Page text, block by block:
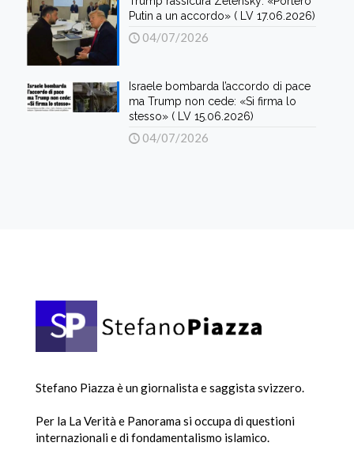
Putin a un accordo» ( LV 17.06.2026)
04/07/2026
Israele bombarda l’accordo di pace
ma Trump non cede: «Si firma lo
stesso» ( LV 15.06.2026)
04/07/2026
Stefano Piazza è un giornalista e saggista svizzero.
Per la La Verità e Panorama si occupa di questioni
internazionali e di fondamentalismo islamico.